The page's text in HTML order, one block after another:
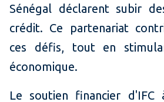
Sénégal déclarent subir
crédit. Ce partenariat
ces défis, tout en
économique.
Le soutien financier d'IFC